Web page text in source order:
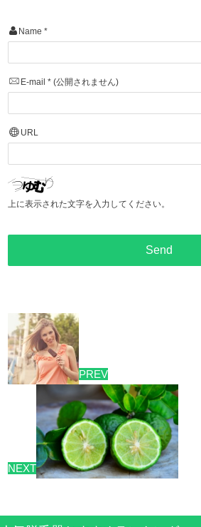
Name *
E-mail * (公開されません)
URL
上に表示された文字を入力してください。
PREV
NEXT